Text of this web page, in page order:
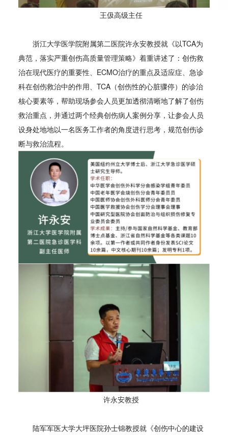
王伋高级主任
浙江大学医学院附属第二医院许永安教授就《以TCA为
典范，落实严重创伤高质量管理策略》着重讲述了：创伤救
治在现代医疗的重要性、ECMO治疗的重点及适应症、急诊
科在创伤救治中的作用、TCA（创伤性的心脏骤停）的诊治
核心要素等，帮助现场参会人员更加透彻清晰地了解了创伤
救治重点，并通过两个经典创伤病人案例分享，让参会人员
设身处地地以一名医务工作者的角度进行思考，规范创伤诊
断与救治流程。
许永安教授
陆军军医大学大坪医院孙士锦教授就《创伤中心的建设